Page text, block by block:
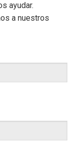
ayudar.
a nuestros